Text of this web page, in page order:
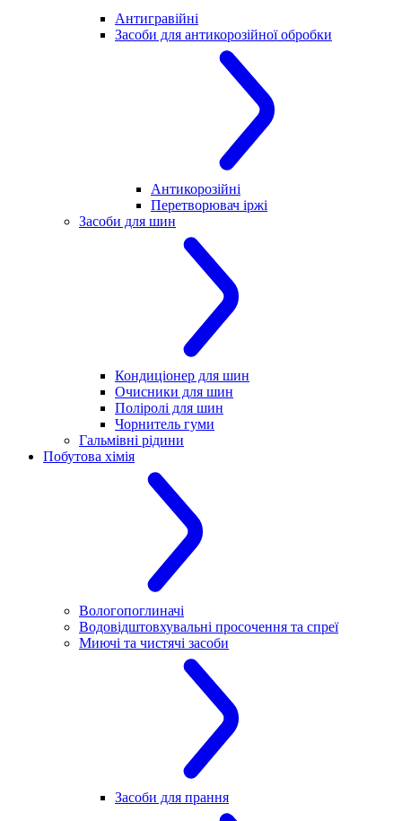
Антигравійні
Засоби для антикорозійної обробки
Антикорозійні
Перетворювач іржі
Засоби для шин
Кондиціонер для шин
Очисники для шин
Поліролі для шин
Чорнитель гуми
Гальмівні рідини
Побутова хімія
Вологопоглиначі
Водовідштовхувальні просочення та спреї
Миючі та чистячі засоби
Засоби для прання